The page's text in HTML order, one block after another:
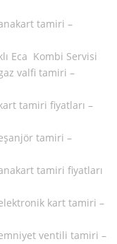
tamiri –
Eca Kombi Servisi
valfi tamiri –
tamiri fiyatları –
tamiri –
tamiri fiyatları
kart tamiri –
ventili tamiri –